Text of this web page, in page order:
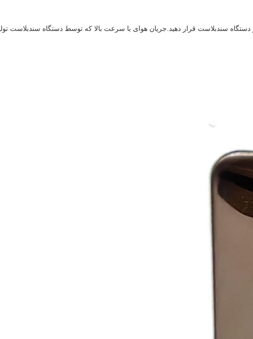
دستگاه سندبلاست قرار دهید.جریان هوای با سرعت بالا که توسط دستگاه